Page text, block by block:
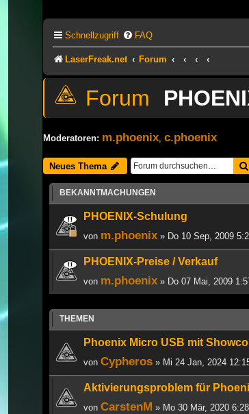
Schnellzugriff FAQ
LaserFreak.net Forum
Moderatoren: m.phoenix c.phoenix
Neues Thema
BEKANNTMACHUNGEN
PHOENIX-Schulung
von m.phoenix » Do 10 Sep, 2009
PHOENIX-Preise / Verkauf
von m.phoenix » Do 07 Mai, 2009
THEMEN
Phoenix Micro USB mit
von Cypheros » Mi 24 Jan, 2024
Aktivierungsproblem für
von CarstenM » Mo 30 Mär, 2020